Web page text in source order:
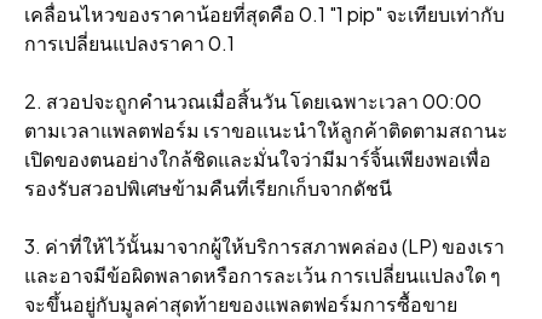
เคลื่อนไหวของราคาน้อยที่สุดคือ 0.1 "1 pip" จะเทียบเท่ากับ
การเปลี่ยนแปลงราคา 0.1
2. สวอปจะถูกคํานวณเมื่อสิ้นวัน โดยเฉพาะเวลา 00:00
ตามเวลาแพลตฟอร์ม เราขอแนะนําให้ลูกค้าติดตามสถานะ
เปิดของตนอย่างใกล้ชิดและมั่นใจว่ามีมาร์จิ้นเพียงพอเพื่อ
รองรับสวอปพิเศษข้ามคืนที่เรียกเก็บจากดัชนี
3. ค่าที่ให้ไว้นั้นมาจากผู้ให้บริการสภาพคล่อง (LP) ของเรา
และอาจมีข้อผิดพลาดหรือการละเว้น การเปลี่ยนแปลงใด ๆ
จะขึ้นอยู่กับมูลค่าสุดท้ายของแพลตฟอร์มการซื้อขาย